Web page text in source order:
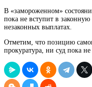
В «замороженном»
пока не вступит в
незаконных выплатах.
Отметим, что позицию
прокуратура, ни суд пока не